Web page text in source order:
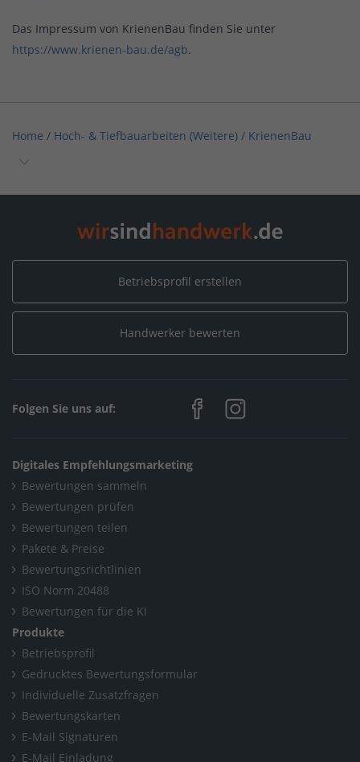
Das Impressum von KrienenBau finden Sie unter
https://www.krienen-bau.de/agb.
Home / Hoch- & Tiefbauarbeiten (Weitere) / KrienenBau
Home / Nordrhein-Westfalen / Gevelsberg / KrienenBau
Betriebsprofil erstellen
Handwerker bewerten
Folgen Sie uns auf:
Digitales Empfehlungsmarketing
Bewertungen sammeln
Bewertungen prüfen
Bewertungen teilen
Pakete & Preise
Bewertungsrichtlinien
ISO Norm 20488
Bewertungen für die KI
Produkte
Betriebsprofil
Gedrucktes Bewertungsformular
Individuelle Zusatzfragen
Bewertungskarten
E-Mail Signaturen
E-Mail Einladung